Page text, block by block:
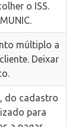
o ISS.
múltiplo a
Deixar
do cadastro
para